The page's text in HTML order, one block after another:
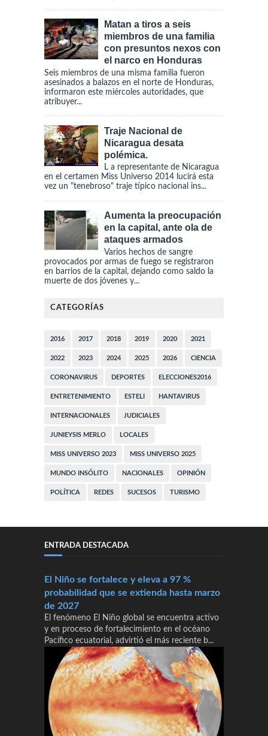
Matan a tiros a seis
miembros de una familia
con presuntos nexos con
el narco en Honduras
Seis miembros de una misma familia fueron
asesinados a balazos en el norte de Honduras,
informaron este miércoles autoridades, que
atribuyer...
Traje Nacional de
Nicaragua desata
polémica.
L a representante de Nicaragua
en el certamen Miss Universo 2014 lucirá esta
vez un "tenebroso" traje típico nacional ins...
Aumenta la preocupación
en la capital, ante ola de
ataques armados
Varios hechos de sangre
provocados por armas de fuego se registraron
en barrios de la capital, dejando como saldo la
muerte de dos jóvenes y...
CATEGORÍAS
2016 2017 2018 2019 2020 2021
2022 2023 2024 2025 2026 CIENCIA
CORONAVIRUS DEPORTES ELECCIONES2016
ENTRETENIMIENTO ESTELI HANTAVIRUS
INTERNACIONALES JUDICIALES
JUNIEYSIS MERLO LOCALES
MISS UNIVERSO 2023 MISS UNIVERSO 2025
MUNDO INSÓLITO NACIONALES OPINIÓN
POLÍTICA REDES SUCESOS TURISMO
ENTRADA DESTACADA
El Niño se fortalece y eleva a 97 %
probabilidad que se extienda hasta marzo
de 2027
El fenómeno El Niño global se encuentra activo
y en proceso de fortalecimiento en el océano
Pacífico ecuatorial, advirtió el más reciente b...